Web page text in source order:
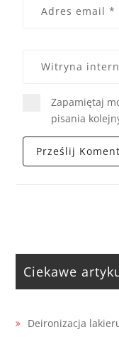
Zapamiętaj
pisania
Ciekawe
Deironizacja